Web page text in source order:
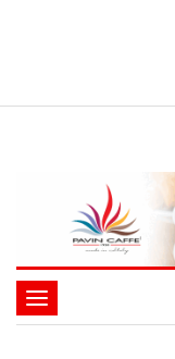
Toggle
navigation